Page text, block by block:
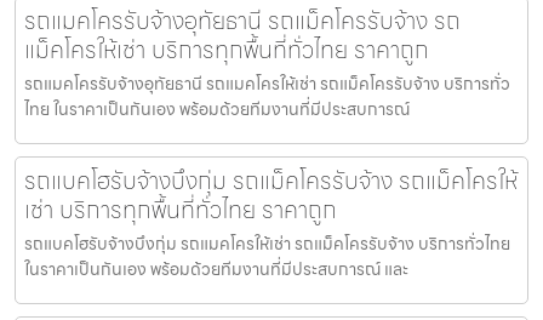
รถแมคโครรับจ้างอุทัยธานี รถแม็คโครรับจ้าง รถ
แม็คโครให้เช่า บริการทุกพื้นที่ทั่วไทย ราคาถูก
รถแมคโครรับจ้างอุทัยธานี รถแมคโครให้เช่า รถแม็คโครรับจ้าง บริการทั่ว
ไทย ในราคาเป็นกันเอง พร้อมด้วยทีมงานที่มีประสบการณ์
รถแบคโฮรับจ้างบึงกุ่ม รถแม็คโครรับจ้าง รถแม็คโครให้
เช่า บริการทุกพื้นที่ทั่วไทย ราคาถูก
รถแบคโฮรับจ้างบึงกุ่ม รถแมคโครให้เช่า รถแม็คโครรับจ้าง บริการทั่วไทย
ในราคาเป็นกันเอง พร้อมด้วยทีมงานที่มีประสบการณ์ และ